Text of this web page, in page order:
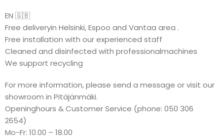
EN 🇬🇧
Free deliveryin Helsinki, Espoo and Vantaa area .
Free installation with our experienced staff
Cleaned and disinfected with professionalmachines
We support recycling
For more information, please send a message or visit our
showroom in Pitäjänmäki.
Openinghours & Customer Service (phone: 050 306
2654)
Mo-Fr: 10.00 – 18.00